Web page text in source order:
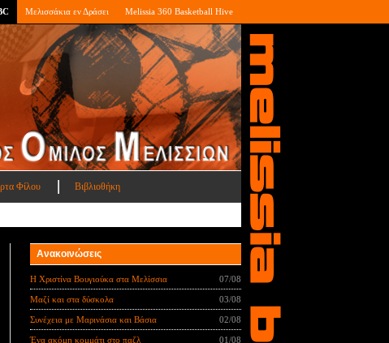
Μελισσάκια εν Δράσει Melissia 360 Basketball Hive
Φίλου Βιβλιοθήκη
Ανακοινώσεις
Η Χριστίνα Βουγιούκα στα Μελίσσια 07/08
Μαζί και στα δύσκολα 03/08
Συνέχεια με Μαρινάσια και Βάσια 02/08
Ένα ακόμη κομμάτι στο παζλ 01/08